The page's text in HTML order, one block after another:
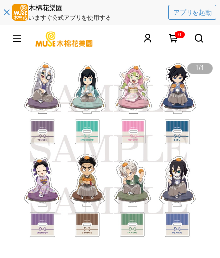
木棉花樂園
いますぐ公式アプリを使用する
アプリを起動
0
1/1